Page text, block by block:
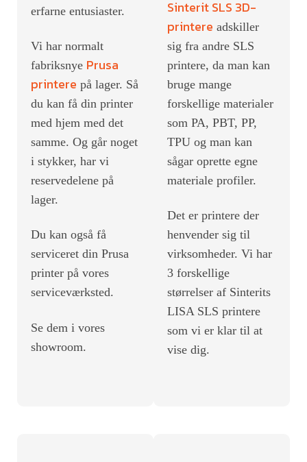
erfarne entusiaster.
Vi har normalt
fabriksnye Prusa
printere på lager. Så
du kan få din printer
med hjem med det
samme. Og går noget
i stykker, har vi
reservedelene på
lager.
Du kan også få
serviceret din Prusa
printer på vores
serviceværksted.
Se dem i vores
showroom.
Sinterit SLS 3D-
printere adskiller
sig fra andre SLS
printere, da man kan
bruge mange
forskellige materialer
som PA, PBT, PP,
TPU og man kan
sågar oprette egne
materiale profiler.
Det er printere der
henvender sig til
virksomheder. Vi har
3 forskellige
størrelser af Sinterits
LISA SLS printere
som vi er klar til at
vise dig.